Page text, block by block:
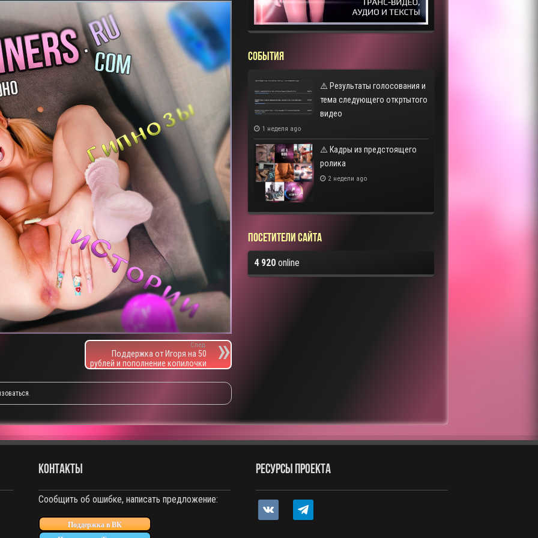
След.
Поддержка от Игоря на 50
рублей и пополнение копилочки
СОБЫТИЯ
⚠️ Результаты голосования и
тема следующего откртытого
видео
1 неделя ago
⚠️ Кадры из предстоящего
ролика
2 недели ago
Посетители сайта
4 920online
КОНТАКТЫ
Сообщить об ошибке, написать предложение:
Поддержка в ВК
РЕСУРСЫ ПРОЕКТА
vkontakte telegram